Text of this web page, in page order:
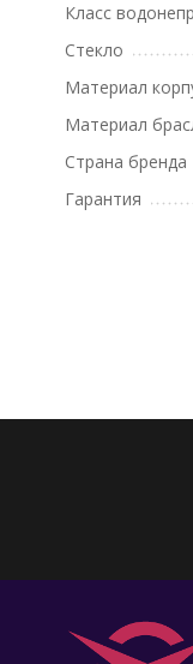
Класс
Стекло
Материал
Материал
Страна бренда
Гарантия